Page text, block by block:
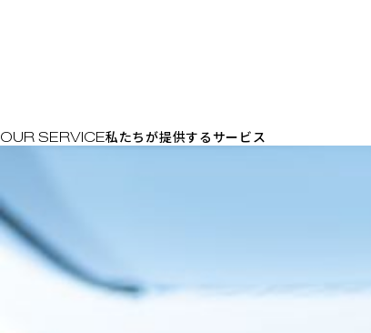
私たちが提供するサービス